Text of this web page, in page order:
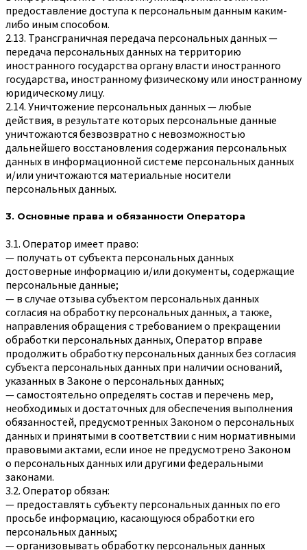
предоставление доступа к персональным данным каким-
либо иным способом.
2.13. Трансграничная передача персональных данных —
передача персональных данных на территорию
иностранного государства органу власти иностранного
государства, иностранному физическому или иностранному
юридическому лицу.
2.14. Уничтожение персональных данных — любые
действия, в результате которых персональные данные
уничтожаются безвозвратно с невозможностью
дальнейшего восстановления содержания персональных
данных в информационной системе персональных данных
и/или уничтожаются материальные носители
персональных данных.
3. Основные права и обязанности Оператора
3.1. Оператор имеет право:
— получать от субъекта персональных данных
достоверные информацию и/или документы, содержащие
персональные данные;
— в случае отзыва субъектом персональных данных
согласия на обработку персональных данных, а также,
направления обращения с требованием о прекращении
обработки персональных данных, Оператор вправе
продолжить обработку персональных данных без согласия
субъекта персональных данных при наличии оснований,
указанных в Законе о персональных данных;
— самостоятельно определять состав и перечень мер,
необходимых и достаточных для обеспечения выполнения
обязанностей, предусмотренных Законом о персональных
данных и принятыми в соответствии с ним нормативными
правовыми актами, если иное не предусмотрено Законом
о персональных данных или другими федеральными
законами.
3.2. Оператор обязан:
— предоставлять субъекту персональных данных по его
просьбе информацию, касающуюся обработки его
персональных данных;
— организовывать обработку персональных данных